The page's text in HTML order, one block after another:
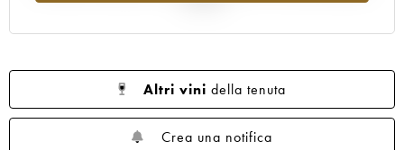
Altri vini della tenuta
Crea una notifica